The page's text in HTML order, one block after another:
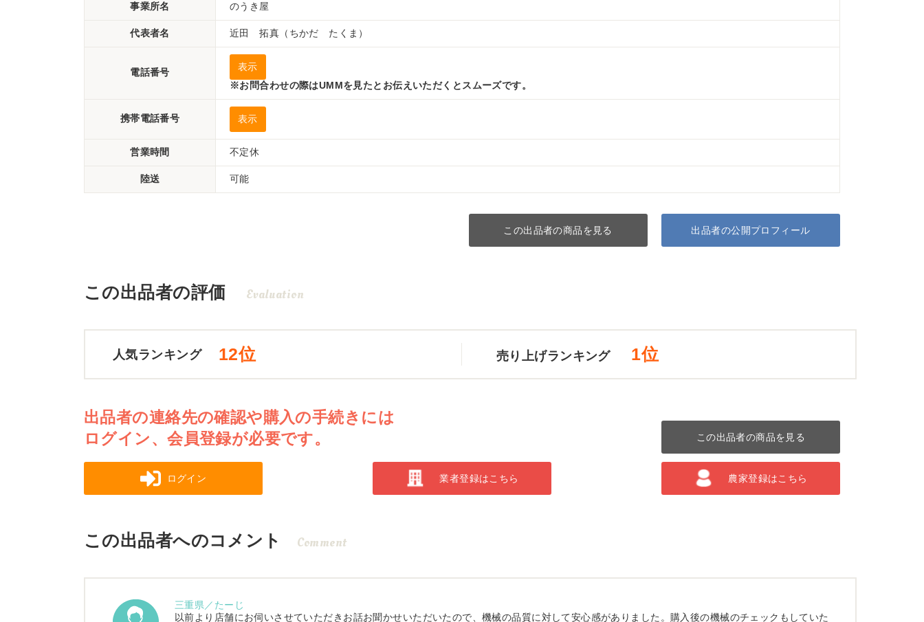
事業所名 のうき屋
代表者名 近田 拓真（ちかだ たくま）
電話番号
表示
※お問合わせの際はUMMを見たとお伝えいただくとスムーズです。
携帯電話番号 表示
営業時間 不定休
陸送 可能
この出品者の商品を見る 出品者の公開プロフィール
この出品者の評価 Evaluation
人気ランキング 12位 売り上げランキング 1位
出品者の連絡先の確認や購入の手続きには
ログイン、会員登録が必要です。
この出品者の商品を見る
ログイン 業者登録はこちら 農家登録はこちら
この出品者へのコメント Comment
三重県／たーじ
以前より店舗にお伺いさせていただきお話お聞かせいただいたので、機械の品質に対して安心感がありました。購入後の機械のチェックもしていた